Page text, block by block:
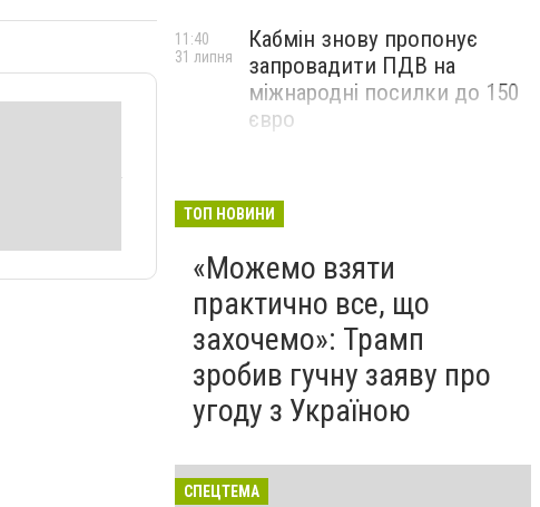
Кабмін знову пропонує
запровадити ПДВ на
міжнародні посилки до 150
євро
11:40
31 липня
ТОП НОВИНИ
«Можемо взяти
практично все, що
захочемо»: Трамп
зробив гучну заяву про
угоду з Україною
СПЕЦТЕМА